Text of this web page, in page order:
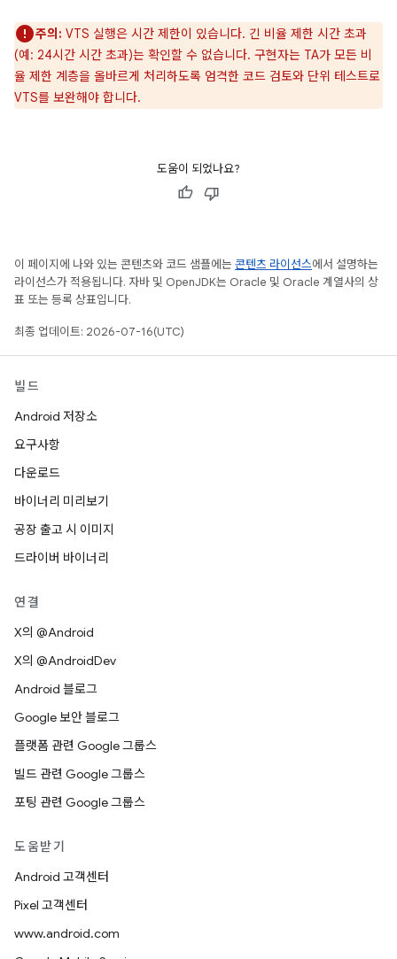
주의: VTS 실행은 시간 제한이 있습니다. 긴 비율 제한 시간 초과
(예: 24시간 시간 초과)는 확인할 수 없습니다. 구현자는 TA가 모든 비
율 제한 계층을 올바르게 처리하도록 엄격한 코드 검토와 단위 테스트로
VTS를 보완해야 합니다.
도움이 되었나요?
이 페이지에 나와 있는 콘텐츠와 코드 샘플에는 콘텐츠 라이선스에서 설명하는
라이선스가 적용됩니다. 자바 및 OpenJDK는 Oracle 및 Oracle 계열사의 상
표 또는 등록 상표입니다.
최종 업데이트: 2026-07-16(UTC)
빌드
Android 저장소
요구사항
다운로드
바이너리 미리보기
공장 출고 시 이미지
드라이버 바이너리
연결
X의 @Android
X의 @AndroidDev
Android 블로그
Google 보안 블로그
플랫폼 관련 Google 그룹스
빌드 관련 Google 그룹스
포팅 관련 Google 그룹스
도움받기
Android 고객센터
Pixel 고객센터
www.android.com